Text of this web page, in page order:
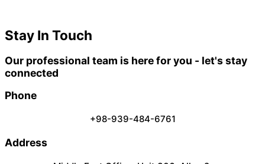
Stay In Touch
Our professional team is here for you - let's stay
connected
Phone
+98-939-484-6761
Address